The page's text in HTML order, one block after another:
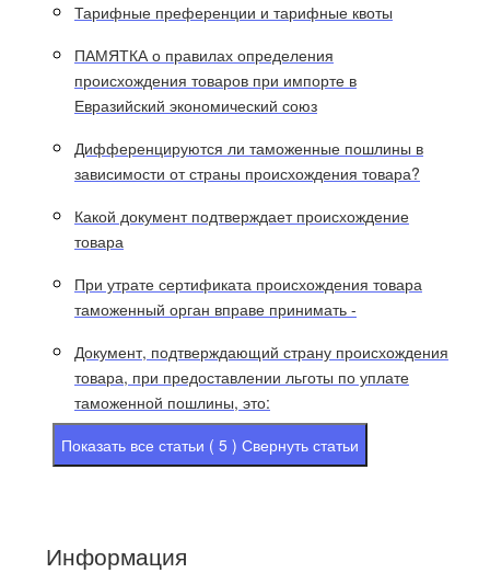
Тарифные преференции и тарифные квоты
ПАМЯТКА о правилах определения
происхождения товаров при импорте в
Евразийский экономический союз
Дифференцируются ли таможенные пошлины в
зависимости от страны происхождения товара?
Какой документ подтверждает происхождение
товара
При утрате сертификата происхождения товара
таможенный орган вправе принимать -
Документ, подтверждающий страну происхождения
товара, при предоставлении льготы по уплате
таможенной пошлины, это:
Показать все статьи ( 5 ) Свернуть статьи
Информация